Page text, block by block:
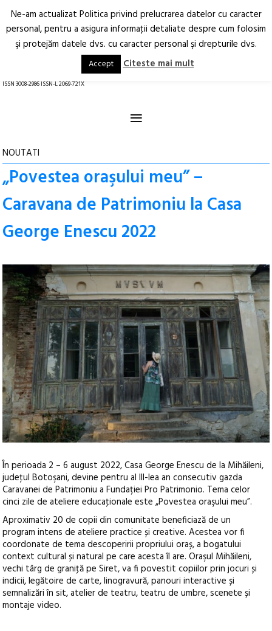
Arhitectură.
Oraș.
RO EN
ISSN 3008-2986 ISSN-L 2069-721X
≡
NOUTATI
„Povestea oraşului meu” –
Caravana de Patrimoniu la Casa
George Enescu 2022
În perioada 2 – 6 august 2022, Casa George Enescu de la Mihăileni,
judeţul Botoşani, devine pentru al III-lea an consecutiv gazda
Caravanei de Patrimoniu a Fundației Pro Patrimonio. Tema celor
cinci zile de ateliere educaţionale este „Povestea oraşului meu”.
Aproximativ 20 de copii din comunitate beneficiază de un
program intens de ateliere practice și creative. Acestea vor fi
coordonate de tema descoperirii propriului oraș, a bogatului
context cultural și natural pe care acesta îl are. Oraşul Mihăileni,
vechi târg de graniţă pe Siret, va fi povestit copiilor prin jocuri și
indicii, legătoire de carte, linogravură, panouri interactive și
semnalizări în sit, atelier de teatru, teatru de umbre, scenete și
montaje video.
Ne-am actualizat Politica privind prelucrarea datelor cu caracter
personal, pentru a asigura informaţii detaliate despre cum folosim
şi protejăm datele dvs. cu caracter personal şi drepturile dvs.
Accept Citeste mai mult